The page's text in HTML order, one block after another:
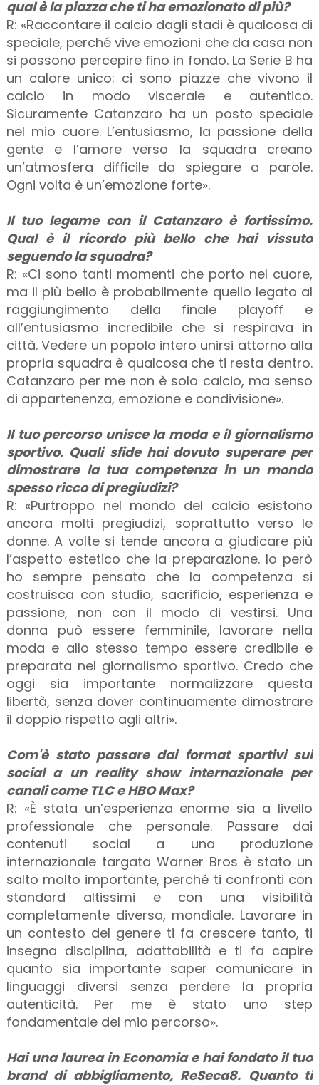
qual è la piazza che ti ha emozionato di più?
R: «Raccontare il calcio dagli stadi è qualcosa di
speciale, perché vive emozioni che da casa non
si possono percepire fino in fondo. La Serie B ha
un calore unico: ci sono piazze che vivono il
calcio in modo viscerale e autentico.
Sicuramente Catanzaro ha un posto speciale
nel mio cuore. L’entusiasmo, la passione della
gente e l’amore verso la squadra creano
un’atmosfera difficile da spiegare a parole.
Ogni volta è un’emozione forte».
Il tuo legame con il Catanzaro è fortissimo.
Qual è il ricordo più bello che hai vissuto
seguendo la squadra?
R: «Ci sono tanti momenti che porto nel cuore,
ma il più bello è probabilmente quello legato al
raggiungimento della finale playoff e
all’entusiasmo incredibile che si respirava in
città. Vedere un popolo intero unirsi attorno alla
propria squadra è qualcosa che ti resta dentro.
Catanzaro per me non è solo calcio, ma senso
di appartenenza, emozione e condivisione».
Il tuo percorso unisce la moda e il giornalismo
sportivo. Quali sfide hai dovuto superare per
dimostrare la tua competenza in un mondo
spesso ricco di pregiudizi?
R: «Purtroppo nel mondo del calcio esistono
ancora molti pregiudizi, soprattutto verso le
donne. A volte si tende ancora a giudicare più
l’aspetto estetico che la preparazione. Io però
ho sempre pensato che la competenza si
costruisca con studio, sacrificio, esperienza e
passione, non con il modo di vestirsi. Una
donna può essere femminile, lavorare nella
moda e allo stesso tempo essere credibile e
preparata nel giornalismo sportivo. Credo che
oggi sia importante normalizzare questa
libertà, senza dover continuamente dimostrare
il doppio rispetto agli altri».
Com'è stato passare dai format sportivi sui
social a un reality show internazionale per
canali come TLC e HBO Max?
R: «È stata un’esperienza enorme sia a livello
professionale che personale. Passare dai
contenuti social a una produzione
internazionale targata Warner Bros è stato un
salto molto importante, perché ti confronti con
standard altissimi e con una visibilità
completamente diversa, mondiale. Lavorare in
un contesto del genere ti fa crescere tanto, ti
insegna disciplina, adattabilità e ti fa capire
quanto sia importante saper comunicare in
linguaggi diversi senza perdere la propria
autenticità. Per me è stato uno step
fondamentale del mio percorso».
Hai una laurea in Economia e hai fondato il tuo
brand di abbigliamento, ReSeca8. Quanto ti